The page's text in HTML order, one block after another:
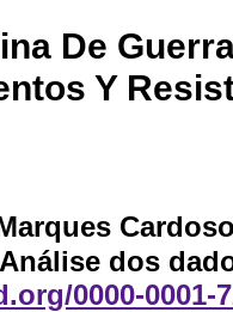
De
Y
dos
0000-0001-